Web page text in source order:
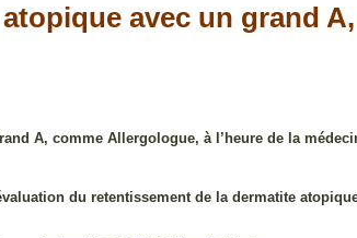
avec un grand
A, comme Allergologue, à l’heure de la
du retentissement de la dermatite